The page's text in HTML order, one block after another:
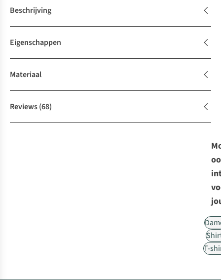
Beschrijving
Eigenschappen
Materiaal
Reviews(68)
T-